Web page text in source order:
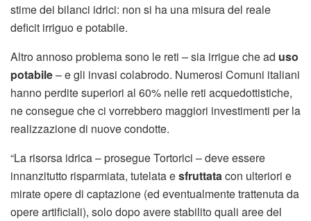
stime dei bilanci idrici: non si ha una misura del reale
deficit irriguo e potabile.
Altro annoso problema sono le reti – sia irrigue che ad uso
potabile– e gli invasi colabrodo. Numerosi Comuni italiani
hanno perdite superiori al 60% nelle reti acquedottistiche,
ne consegue che ci vorrebbero maggiori investimenti per la
realizzazione di nuove condotte.
“La risorsa idrica – prosegue Tortorici – deve essere
innanzitutto risparmiata, tutelata esfruttatacon ulteriori e
mirate opere di captazione (ed eventualmente trattenuta da
opere artificiali), solo dopo avere stabilito quali aree del